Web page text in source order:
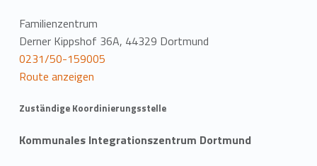
Familienzentrum
Derner Kippshof 36A, 44329 Dortmund
0231/50-159005
Route anzeigen
Zuständige Koordinierungsstelle
Kommunales Integrationszentrum Dortmund